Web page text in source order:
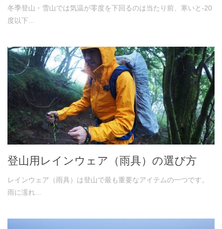
冬季登山・雪山では気温が零度を下回るのは当たり前、寒いと-20
度以下...
登山用レインウェア（雨具）の選び方
レインウェア（雨具）は登山で最も重要なアイテムの一つです。
雨に濡れ...